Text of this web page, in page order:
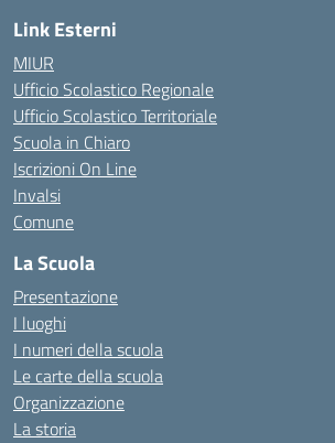
Link Esterni
MIUR
Ufficio Scolastico Regionale
Ufficio Scolastico Territoriale
Scuola in Chiaro
Iscrizioni On Line
Invalsi
Comune
La Scuola
Presentazione
I luoghi
I numeri della scuola
Le carte della scuola
Organizzazione
La storia